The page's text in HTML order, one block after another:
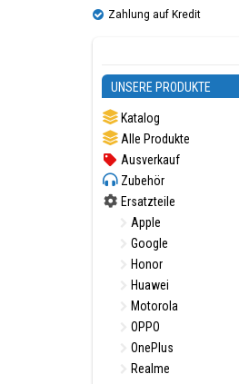
Zahlung auf Kredit
UNSERE PRODUKTE
Katalog
Alle Produkte
Ausverkauf
Zubehör
Ersatzteile
Apple
Google
Honor
Huawei
Motorola
OPPO
OnePlus
Realme